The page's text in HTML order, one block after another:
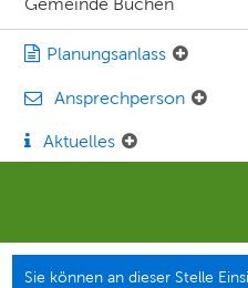
Gemeinde Büchen
Planungsanlass
Ansprechperson
Aktuelles
Sie können an dieser Stelle